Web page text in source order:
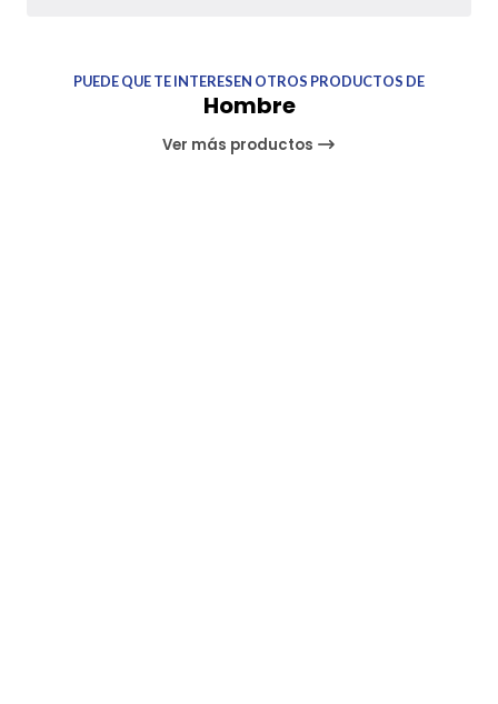
PUEDE QUE TE INTERESEN OTROS PRODUCTOS DE
Hombre
Ver más productos